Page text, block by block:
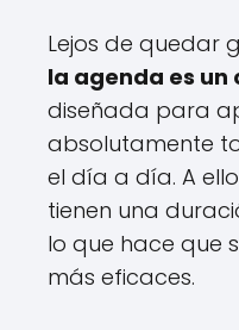
Lejos de quedar
la agenda es un
diseñada para
absolutamente
el día a día. A
tienen una
lo que hace que
más eficaces.